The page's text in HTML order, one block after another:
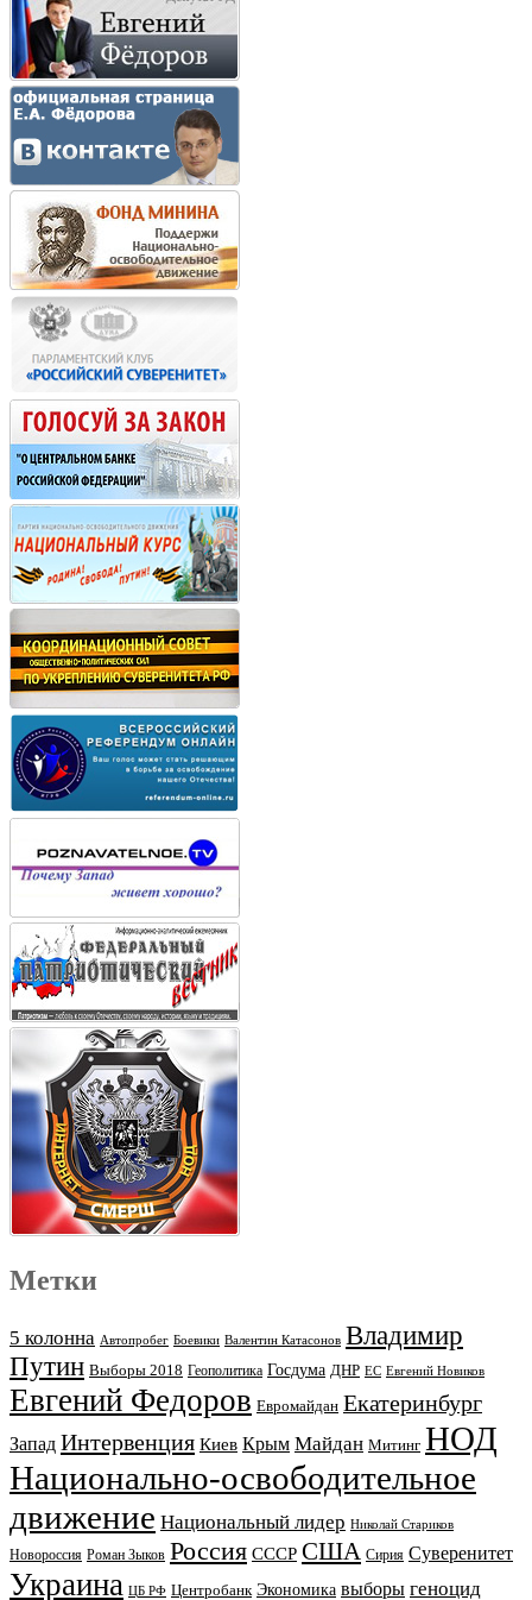
Метки
5 колонна Автопробег Боевики Валентин Катасонов Владимир
Путин Выборы 2018 Геополитика Госдума ДНР ЕС Евгений Новиков
Евгений Федоров Евромайдан Екатеринбург
Запад Интервенция Киев Крым Майдан Митинг НОД
Национально-освободительное
движение Национальный лидер Николай Стариков
Новороссия Роман Зыков Россия СССР США Сирия Суверенитет
Украина ЦБ РФ Центробанк Экономика выборы геноцид